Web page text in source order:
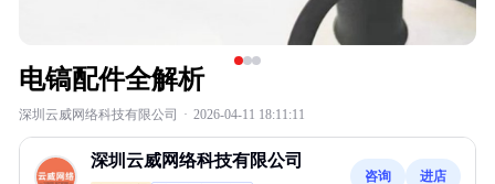
电镐配件全解析
深圳云威网络科技有限公司 · 2026-04-11 18:11:11
深圳云威网络科技有限公司
咨询 进店